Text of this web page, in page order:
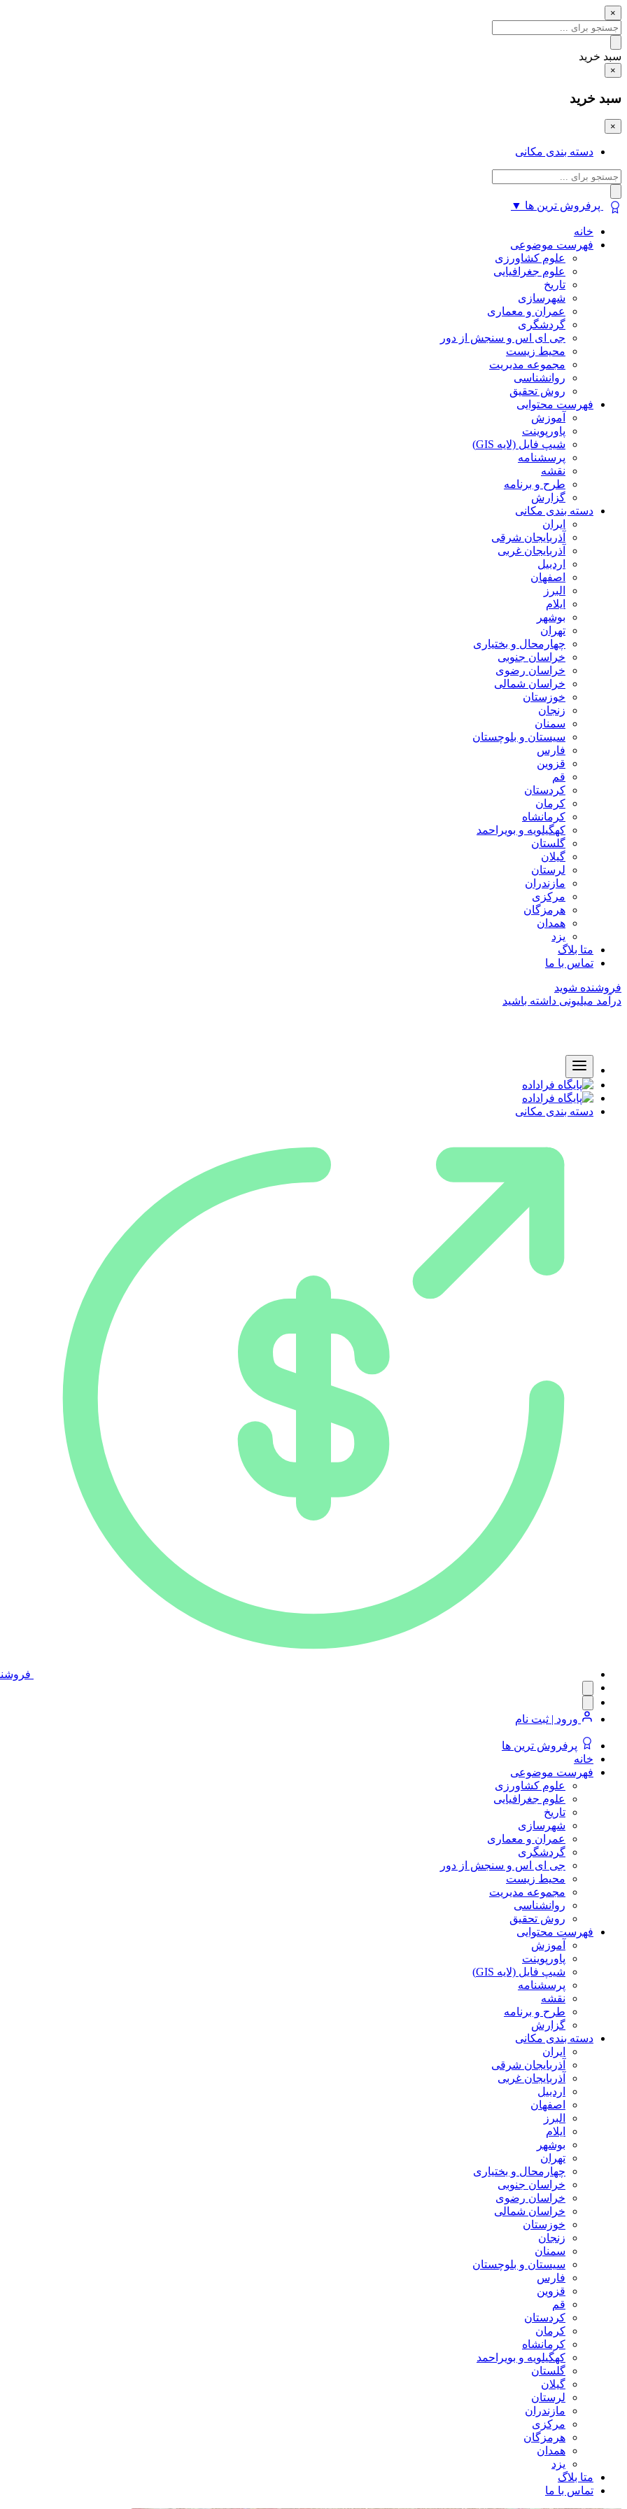
×
سبد خرید
×
سبد خرید
×
دسته بندی مکانی
پرفروش ترین ها ▼
خانه
فهرست موضوعی
علوم کشاورزی
علوم جغرافیایی
تاریخ
شهرسازی
عمران و معماری
گردشگری
جی ای اس و سنجش از دور
محیط زیست
مجموعه مدیریت
روانشناسی
روش تحقیق
فهرست محتوایی
آموزش
پاورپوینت
شیپ فایل (لایه GIS)
پرسشنامه
نقشه
طرح و برنامه
گزارش
دسته بندی مکانی
ایران
آذربایجان شرقی
آذربایجان غربی
اردبیل
اصفهان
البرز
ایلام
بوشهر
تهران
چهارمحال و بختیاری
خراسان جنوبی
خراسان رضوی
خراسان شمالی
خوزستان
زنجان
سمنان
سیستان و بلوچستان
فارس
قزوین
قم
کردستان
کرمان
کرمانشاه
کهگیلویه و بویراحمد
گلستان
گیلان
لرستان
مازندران
مرکزی
هرمزگان
همدان
یزد
متا بلاگ
تماس با ما
فروشنده شوید
درآمد میلیونی داشته باشید
دسته بندی مکانی
ورود | ثبت نام
پرفروش ترین ها
خانه
فهرست موضوعی
علوم کشاورزی
علوم جغرافیایی
تاریخ
شهرسازی
عمران و معماری
گردشگری
جی ای اس و سنجش از دور
محیط زیست
مجموعه مدیریت
روانشناسی
روش تحقیق
فهرست محتوایی
آموزش
پاورپوینت
شیپ فایل (لایه GIS)
پرسشنامه
نقشه
طرح و برنامه
گزارش
دسته بندی مکانی
ایران
آذربایجان شرقی
آذربایجان غربی
اردبیل
اصفهان
البرز
ایلام
بوشهر
تهران
چهارمحال و بختیاری
خراسان جنوبی
خراسان رضوی
خراسان شمالی
خوزستان
زنجان
سمنان
سیستان و بلوچستان
فارس
قزوین
قم
کردستان
کرمان
کرمانشاه
کهگیلویه و بویراحمد
گلستان
گیلان
لرستان
مازندران
مرکزی
هرمزگان
همدان
یزد
متا بلاگ
تماس با ما